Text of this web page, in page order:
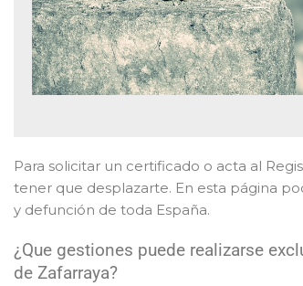
Para solicitar un certificado o acta al
tener que desplazarte. En esta página
y defunción de toda España.
¿Que gestiones puede realizarse
de Zafarraya?